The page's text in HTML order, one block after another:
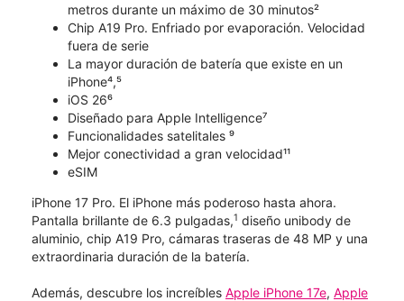
metros durante un máximo de 30 minutos²
Chip A19 Pro. Enfriado por evaporación. Velocidad
fuera de serie
La mayor duración de batería que existe en un
iPhone⁴,⁵
iOS 26⁶
Diseñado para Apple Intelligence⁷
Funcionalidades satelitales ⁹
Mejor conectividad a gran velocidad¹¹
eSIM
iPhone 17 Pro. El iPhone más poderoso hasta ahora.
Pantalla brillante de 6.3 pulgadas,1 diseño unibody de
aluminio, chip A19 Pro, cámaras traseras de 48 MP y una
extraordinaria duración de la batería.
Además, descubre los increíbles Apple iPhone 17e, Apple